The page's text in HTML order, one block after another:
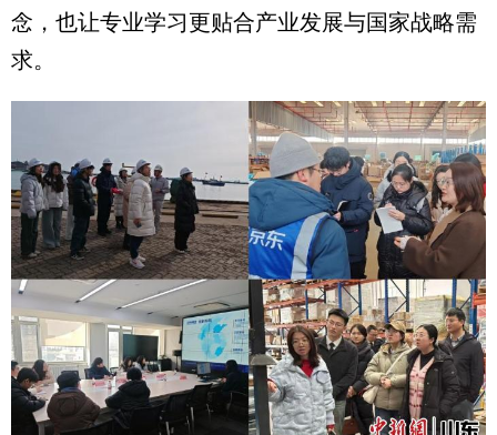
念，也让专业学习更贴合产业发展与国家战略需
求。